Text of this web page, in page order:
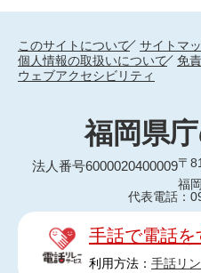
このサイトについて
サイトマ
個人情報の取扱いについて
免
ウェブアクセシビリティ
福岡県
法人番号6000020400009〒
福
代表電話：
手話で電話を
利用方法： 手話リ